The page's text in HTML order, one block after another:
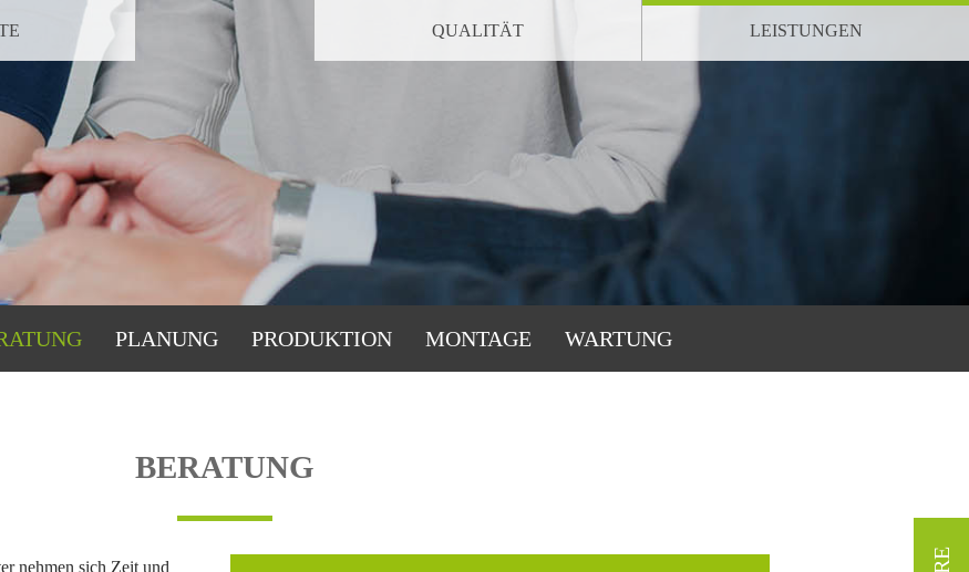
NAVIGATION ÜBERSPRINGEN QUALITÄT LEISTUNGEN
PLANUNG PRODUKTION MONTAGE WARTUNG
BERATUNG
nehmen sich Zeit und